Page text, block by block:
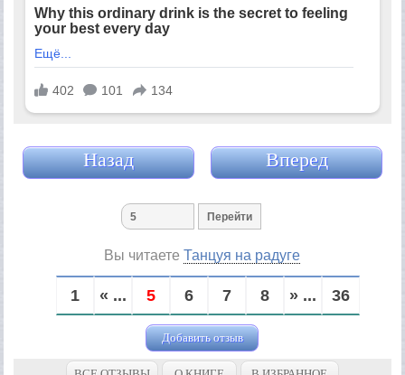
Назад Вперед
Вы читаетеТанцуя на радуге
1 « ... 5 6 7 8 » ... 36
Добавить отзыв